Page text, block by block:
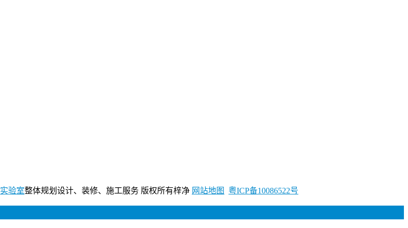
实验室整体规划设计、装修、施工服务 版权所有梓净 网站地图 粤ICP备10086522号